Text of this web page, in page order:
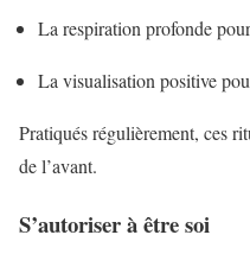
La respiration profonde
La visualisation positive
Pratiqués régulièrement, ces
de l’avant.
S’autoriser à être soi